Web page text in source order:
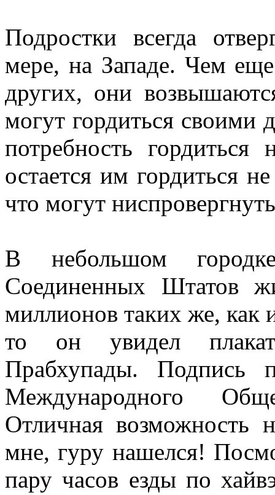
Подростки всегда
мере, на Западе. Чем
других, они
могут гордиться своими
потребность
остается им гордиться
что могут
В небольшом
Соединенных Штатов
миллионов таких же, как
то он увидел
Прабхупады. Подпись
Международного
Отличная возможность
мне, гуру нашелся!
пару часов езды по